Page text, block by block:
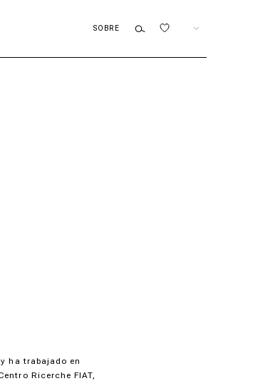
SOBRE
ha trabajado en
Ricerche FIAT,